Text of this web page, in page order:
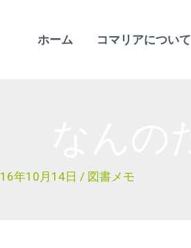
ホーム コマリアについて
年10月14日 / 図書メモ